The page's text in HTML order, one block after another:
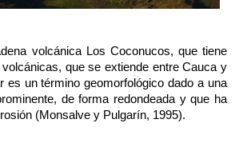
volcánica Los Coconucos, que tiene
que se extiende entre Cauca y
es un término geomorfológico dado a una
de forma redondeada y que ha
(Monsalve y Pulgarín, 1995).